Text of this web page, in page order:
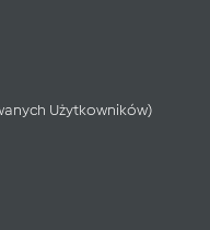
Użytkowników)